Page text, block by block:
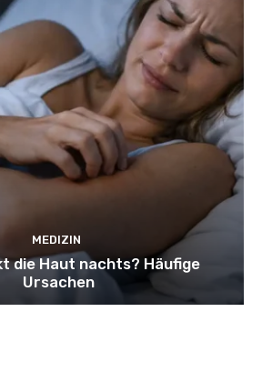
MEDIZIN
die Haut nachts? Häufige
Ursachen